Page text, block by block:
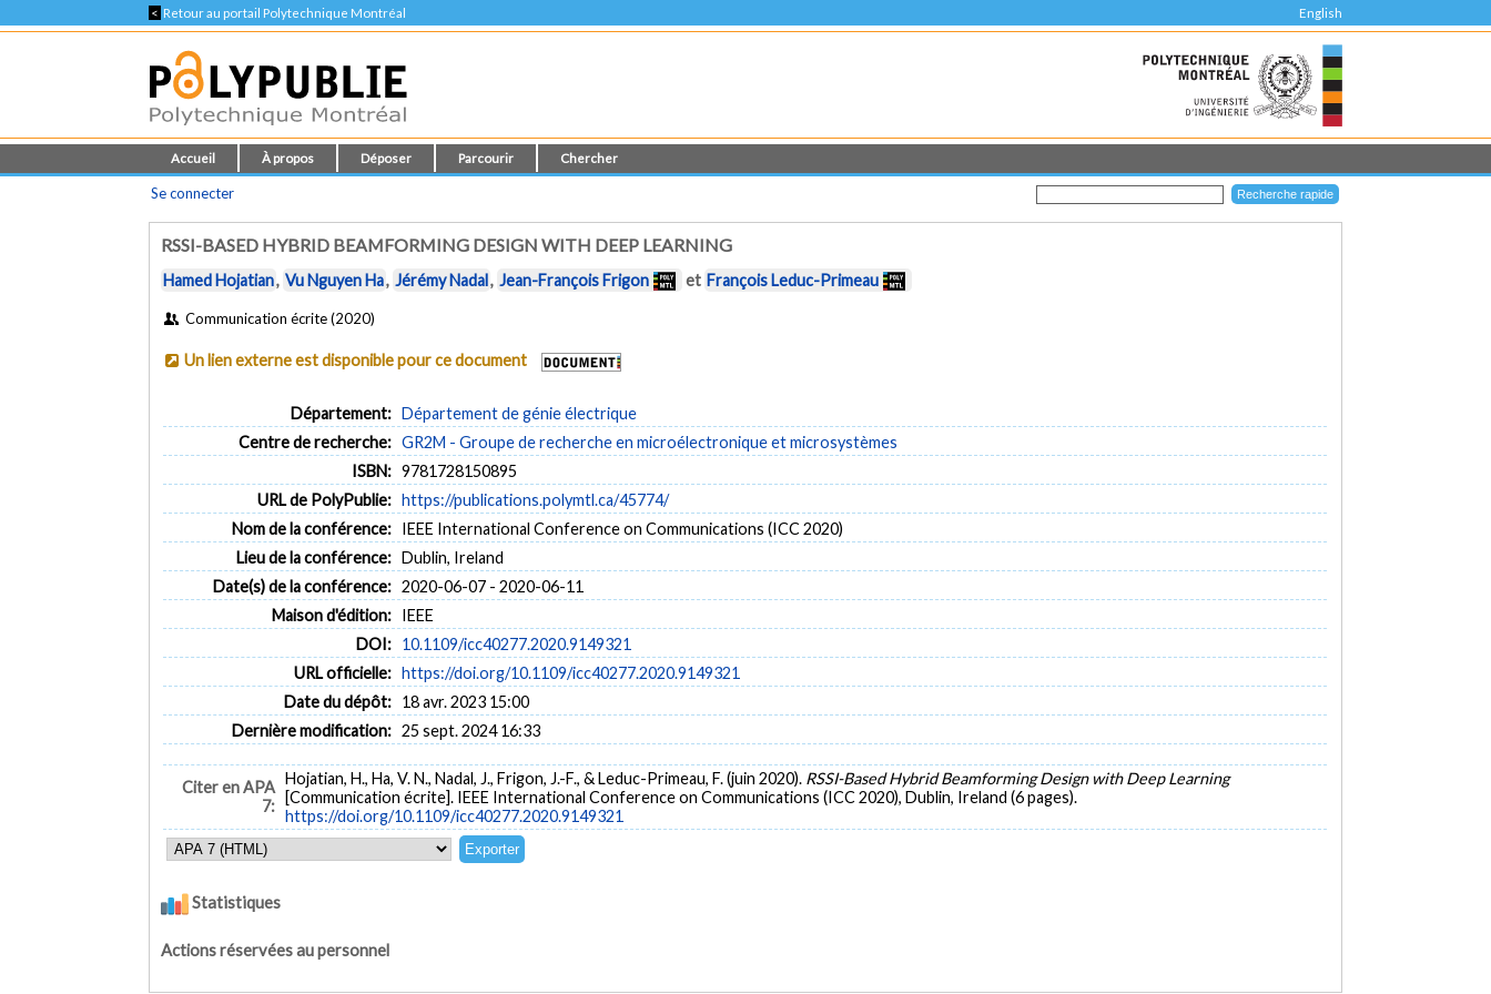
< Retour au portail Polytechnique Montréal English
Accueil À propos Déposer Parcourir Chercher
Se connecter
RSSI-BASED HYBRID BEAMFORMING DESIGN WITH DEEP LEARNING
Hamed Hojatian, Vu Nguyen Ha, Jérémy Nadal, Jean-François Frigon et François Leduc-Primeau
Communication écrite (2020)
Un lien externe est disponible pour ce document
Département: Département de génie électrique
Centre de recherche: GR2M - Groupe de recherche en microélectronique et microsystèmes
ISBN: 9781728150895
URL de PolyPublie: https://publications.polymtl.ca/45774/
Nom de la conférence: IEEE International Conference on Communications (ICC 2020)
Lieu de la conférence: Dublin, Ireland
Date(s) de la conférence: 2020-06-07 - 2020-06-11
Maison d'édition: IEEE
DOI: 10.1109/icc40277.2020.9149321
URL officielle: https://doi.org/10.1109/icc40277.2020.9149321
Date du dépôt: 18 avr. 2023 15:00
Dernière modification: 25 sept. 2024 16:33
Citer en APA
7:
Hojatian, H., Ha, V. N., Nadal, J., Frigon, J.-F., & Leduc-Primeau, F. (juin 2020). RSSI-Based Hybrid Beamforming Design with Deep Learning
[Communication écrite]. IEEE International Conference on Communications (ICC 2020), Dublin, Ireland (6 pages).
https://doi.org/10.1109/icc40277.2020.9149321
Statistiques
Actions réservées au personnel